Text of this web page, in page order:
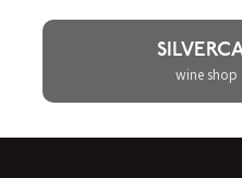
wine shop